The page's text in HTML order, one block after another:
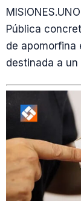
Pública
de apomorfina
destinada a